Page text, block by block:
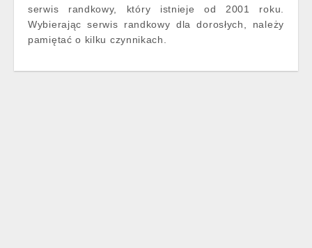
serwis randkowy, który istnieje od 2001 roku.
Wybierając serwis randkowy dla dorosłych, należy
pamiętać o kilku czynnikach.